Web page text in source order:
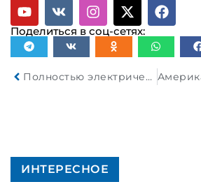
Поделиться в соц-сетях:
Полностью электрический GT-R Nissan получит твердотельную батарею мощностью более 1000 кВт
ИНТЕРЕСНОЕ